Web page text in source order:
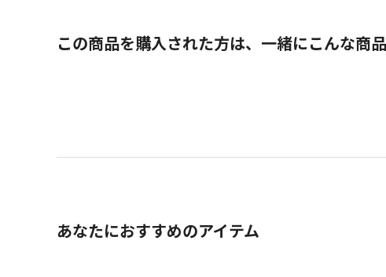
この商品を購入された方は、一緒にこんな商品
あなたにおすすめのアイテム